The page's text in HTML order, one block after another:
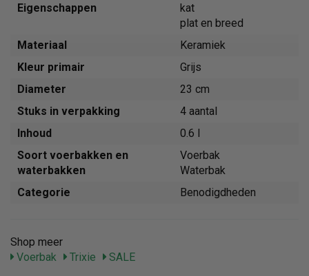
Eigenschappen
kat
plat en breed
Materiaal
Keramiek
Kleur primair
Grijs
Diameter
23 cm
Stuks in verpakking
4 aantal
Inhoud
0.6 l
Soort voerbakken en
waterbakken
Voerbak
Waterbak
Categorie
Benodigdheden
Shop meer
Voerbak
Trixie SALE